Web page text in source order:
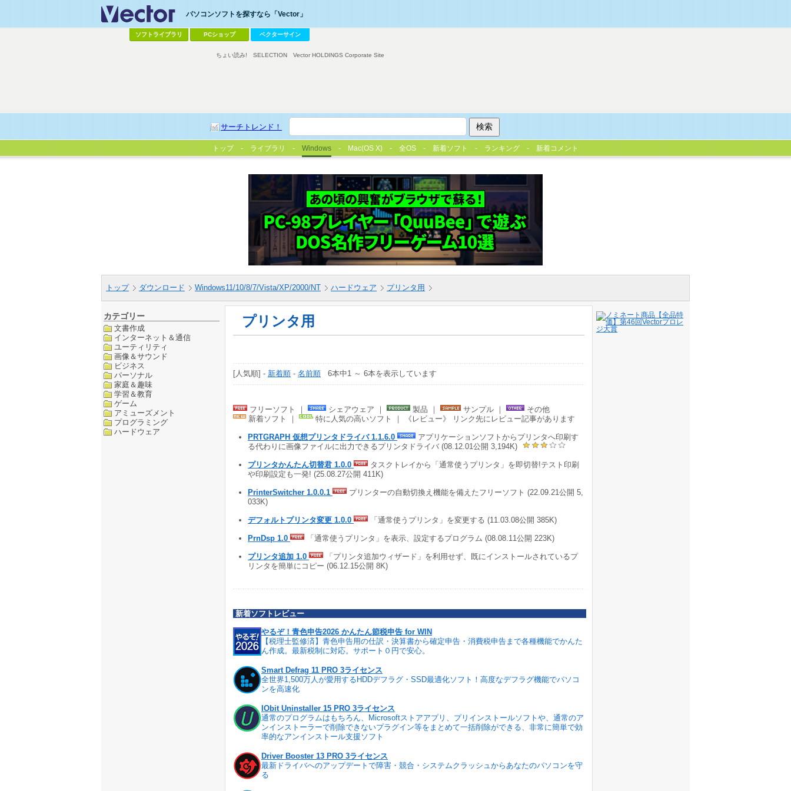
パソコンソフトを探すなら「Vector」
ソフトライブラリ PCショップ ベクターサイン
サーチトレンド！
ちょい読み! SELECTION Vector HOLDINGS Corporate Site
トップ ライブラリ Windows Mac(OS X) 全OS 新着ソフト ランキング 新着コメント
トップ ダウンロード Windows11/10/8/7/Vista/XP/2000/NT ハードウェア プリンタ用
カテゴリー
文書作成
インターネット＆通信
ユーティリティ
画像＆サウンド
ビジネス
パーソナル
家庭＆趣味
学習＆教育
ゲーム
アミューズメント
プログラミング
ハードウェア
プリンタ用
[人気順] - 新着順 - 名前順 6本中1 ～ 6本を表示しています
フリーソフト ｜ シェアウェア ｜ 製品 ｜ サンプル ｜
その他
新着ソフト ｜
特に人気の高いソフト ｜ 《レビュー》 リンク先にレビュー記事があります
PRTGRAPH 仮想プリンタドライバ 1.1.6.0
アプリケーションソフトからプリンタへ印刷す
る代わりに画像ファイルに出力できるプリンタドライバ (08.12.01公開 3,194K)
プリンタかんたん切替君 1.0.0
タスクトレイから「通常使うプリンタ」を即切替!テスト印刷
や印刷設定も一発! (25.08.27公開 411K)
PrinterSwitcher 1.0.0.1
プリンターの自動切換え機能を備えたフリーソフト (22.09.21公開 5,
033K)
デフォルトプリンタ変更 1.0.0 「通常使うプリンタ」を変更する (11.03.08公開 385K)
PrnDsp 1.0 「通常使うプリンタ」を表示、設定するプログラム (08.08.11公開 223K)
プリンタ追加 1.0
「プリンタ追加ウィザード」を利用せず、既にインストールされているプ
リンタを簡単にコピー (06.12.15公開 8K)
新着ソフトレビュー
やるぞ！青色申告2026 かんたん節税申告 for WIN
【税理士監修済】青色申告用の仕訳・決算書から確定申告・消費税申告まで各種機能でかんた
ん作成。最新税制に対応。サポート０円で安心。
Smart Defrag 11 PRO 3ライセンス
全世界1,500万人が愛用するHDDデフラグ・SSD最適化ソフト！高度なデフラグ機能でパソコ
ンを高速化
IObit Uninstaller 15 PRO 3ライセンス
通常のプログラムはもちろん、Microsoftストアアプリ、プリインストールソフトや、通常のア
ンインストーラーで削除できないプラグイン等をまとめて一括削除ができる、非常に簡単で効
率的なアンインストール支援ソフト
Driver Booster 13 PRO 3ライセンス
最新ドライバへのアップデートで障害・競合・システムクラッシュからあなたのパソコンを守
る